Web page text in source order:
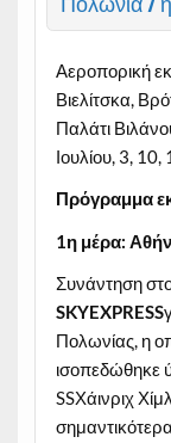
Αεροπορική
Βιελίτσκα,
Παλάτι
Ιουλίου, 3,
Πρόγραμμα
1η μέρα:
Συνάντηση
SKYEXPRESS
Πολωνίας, η
ισοπεδώθηκε
SSΧάινριχ